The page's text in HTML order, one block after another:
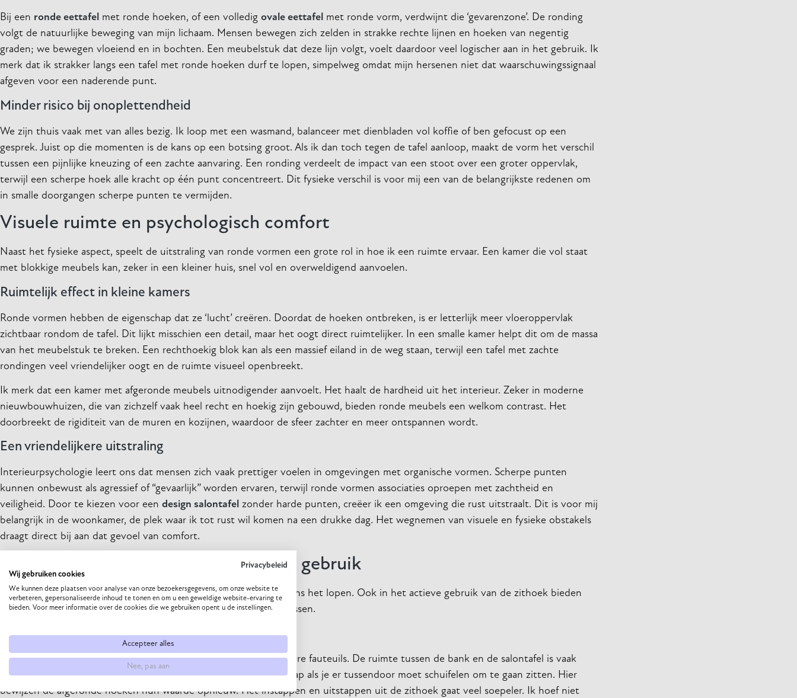
Bij een ronde eettafel met ronde hoeken, of een volledig ovale eettafel met ronde vorm, verdwijnt die ‘gevarenzone’. De ronding
volgt de natuurlijke beweging van mijn lichaam. Mensen bewegen zich zelden in strakke rechte lijnen en hoeken van negentig
graden; we bewegen vloeiend en in bochten. Een meubelstuk dat deze lijn volgt, voelt daardoor veel logischer aan in het gebruik. Ik
merk dat ik strakker langs een tafel met ronde hoeken durf te lopen, simpelweg omdat mijn hersenen niet dat waarschuwingssignaal
afgeven voor een naderende punt.
Minder risico bij onoplettendheid
We zijn thuis vaak met van alles bezig. Ik loop met een wasmand, balanceer met dienbladen vol koffie of ben gefocust op een
gesprek. Juist op die momenten is de kans op een botsing groot. Als ik dan toch tegen de tafel aanloop, maakt de vorm het verschil
tussen een pijnlijke kneuzing of een zachte aanvaring. Een ronding verdeelt de impact van een stoot over een groter oppervlak,
terwijl een scherpe hoek alle kracht op één punt concentreert. Dit fysieke verschil is voor mij een van de belangrijkste redenen om
in smalle doorgangen scherpe punten te vermijden.
Visuele ruimte en psychologisch comfort
Naast het fysieke aspect, speelt de uitstraling van ronde vormen een grote rol in hoe ik een ruimte ervaar. Een kamer die vol staat
met blokkige meubels kan, zeker in een kleiner huis, snel vol en overweldigend aanvoelen.
Ruimtelijk effect in kleine kamers
Ronde vormen hebben de eigenschap dat ze ‘lucht’ creëren. Doordat de hoeken ontbreken, is er letterlijk meer vloeroppervlak
zichtbaar rondom de tafel. Dit lijkt misschien een detail, maar het oogt direct ruimtelijker. In een smalle kamer helpt dit om de massa
van het meubelstuk te breken. Een rechthoekig blok kan als een massief eiland in de weg staan, terwijl een tafel met zachte
rondingen veel vriendelijker oogt en de ruimte visueel openbreekt.
Ik merk dat een kamer met afgeronde meubels uitnodigender aanvoelt. Het haalt de hardheid uit het interieur. Zeker in moderne
nieuwbouwhuizen, die van zichzelf vaak heel recht en hoekig zijn gebouwd, bieden ronde meubels een welkom contrast. Het
doorbreekt de rigiditeit van de muren en kozijnen, waardoor de sfeer zachter en meer ontspannen wordt.
Een vriendelijkere uitstraling
Interieurpsychologie leert ons dat mensen zich vaak prettiger voelen in omgevingen met organische vormen. Scherpe punten
kunnen onbewust als agressief of “gevaarlijk” worden ervaren, terwijl ronde vormen associaties oproepen met zachtheid en
veiligheid. Door te kiezen voor een design salontafel zonder harde punten, creëer ik een omgeving die rust uitstraalt. Dit is voor mij
belangrijk in de woonkamer, de plek waar ik tot rust wil komen na een drukke dag. Het wegnemen van visuele en fysieke obstakels
draagt direct bij aan dat gevoel van comfort.
Praktische voordelen in het dagelijks gebruik
Het gaat niet alleen om het voorkomen van blauwe plekken tijdens het lopen. Ook in het actieve gebruik van de zithoek bieden
ronde hoeken voordelen die ik inmiddels niet meer zou willen missen.
Makkelijker manoeuvreren rondom de bank
Veel mensen hebben een hoekbank of een opstelling met meerdere fauteuils. De ruimte tussen de bank en de salontafel is vaak
beperkt; het is net genoeg om je benen kwijt te kunnen, maar krap als je er tussendoor moet schuifelen om te gaan zitten. Hier
bewijzen de afgeronde hoeken hun waarde opnieuw. Het instappen en uitstappen uit de zithoek gaat veel soepeler. Ik hoef niet
Privacybeleid
Wij gebruiken cookies
We kunnen deze plaatsen voor analyse van onze bezoekersgegevens, om onze website te
verbeteren, gepersonaliseerde inhoud te tonen en om u een geweldige website-ervaring te
bieden. Voor meer informatie over de cookies die we gebruiken opent u de instellingen.
Accepteer alles
Nee, pas aan